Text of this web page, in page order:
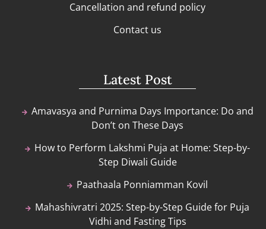
Cancellation and refund policy
Contact us
Latest Post
Amavasya and Purnima Days Importance: Do and
Don’t on These Days
How to Perform Lakshmi Puja at Home: Step-by-
Step Diwali Guide
Paathaala Ponniamman Kovil
Mahashivratri 2025: Step-by-Step Guide for Puja
Vidhi and Fasting Tips